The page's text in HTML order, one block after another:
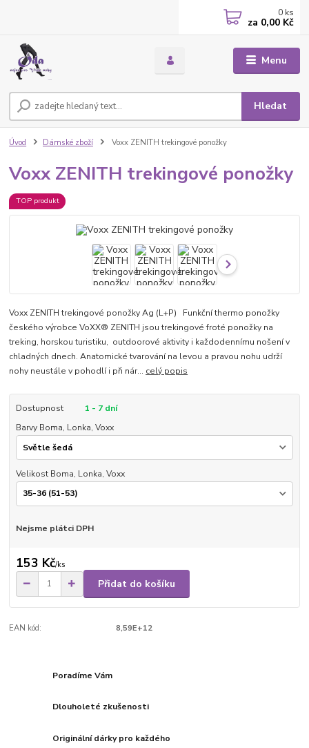
Menu
Hledat
0 ks
za 0,00 Kč
Úvod Dámské zboží Voxx ZENITH trekingové ponožky
Voxx ZENITH trekingové ponožky
TOP produkt
Voxx ZENITH trekingové ponožky Ag (L+P) Funkční thermo ponožky
českého výrobce VoXX® ZENITH jsou trekingové froté ponožky na
treking, horskou turistiku, outdoorové aktivity i každodennímu nošení v
chladných dnech. Anatomické tvarování na levou a pravou nohu udrží
nohy neustále v pohodlí i při nár... celý popis
Dostupnost
1 - 7 dní
Barvy Boma, Lonka, Voxx
Velikost Boma, Lonka, Voxx
Nejsme plátci DPH
153 Kč/ks
Přidat do košíku
EAN kód: 8,59E+12
Poradíme Vám
Dlouholeté zkušenosti
Originální dárky pro každého